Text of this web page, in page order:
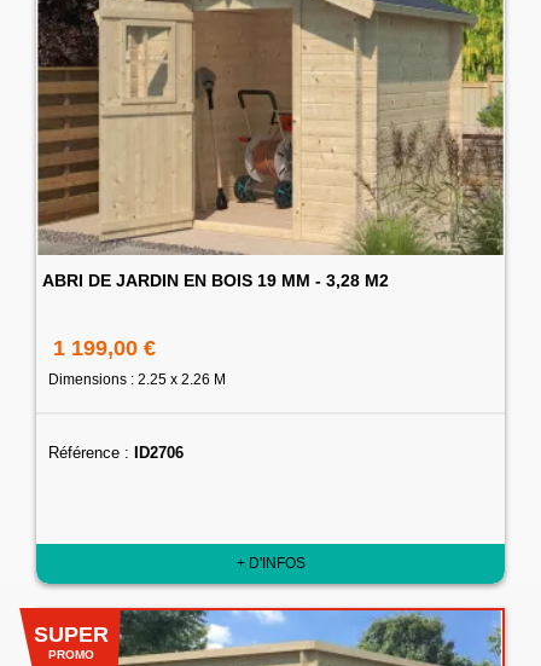
ABRI DE JARDIN EN BOIS 19 MM - 3,28 M2
1 199,00 €
Dimensions : 2.25 x 2.26 M
Référence : ID2706
+ D'INFOS
SUPER
PROMO